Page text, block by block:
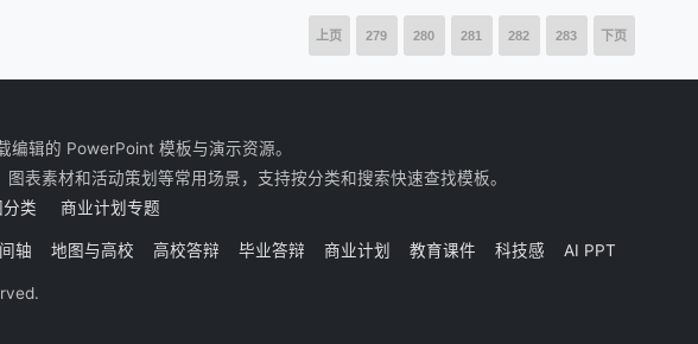
上页 279 280 281 282 283 下页
辑的 PowerPoint 模板与演示资源。
表素材和活动策划等常用场景，支持按分类和搜索快速查找模板。
类 商业计划专题
轴 地图与高校 高校答辩 毕业答辩 商业计划 教育课件 科技感 AI PPT